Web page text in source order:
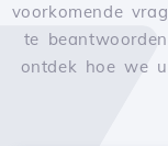
voorkomende
te
ontdek hoe we